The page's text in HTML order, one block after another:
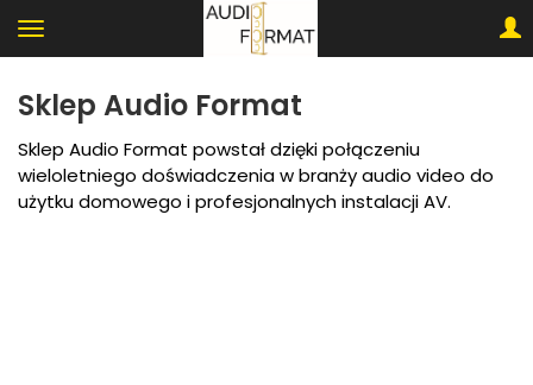
Sklep Audio Format
Sklep Audio Format powstał dzięki połączeniu
wieloletniego doświadczenia w branży audio video do
użytku domowego i profesjonalnych instalacji AV.